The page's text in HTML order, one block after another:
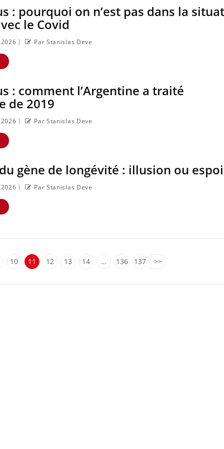
: pourquoi on n’est pas dans la
le Covid
| Par Stanislas Deve
: comment l’Argentine a traité
de 2019
| Par Stanislas Deve
gène de longévité : illusion ou
| Par Stanislas Deve
10 11 12 13 14 … 136 137 >>
Carence en fer : comprendre
pour prévenirYoutube
Fatigue, irritabilité, brouillard mental
ou même alopécie… Les symptômes
de la carence en fer sont multiples ce
qui la rend ...
En 2026, l'insuline dans
type 2 reste entourée